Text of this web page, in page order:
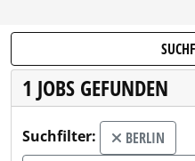
1 JOBS GEFUNDEN
Suchfilter:
BERLIN